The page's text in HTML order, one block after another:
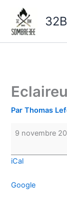
contenu
ParThomas
Eclaireurs:
K8strax
9 novembre
iCal
Google